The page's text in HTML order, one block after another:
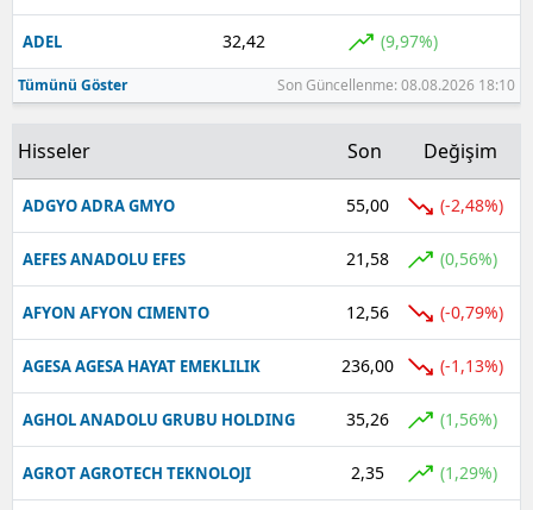
ADEL 32,42 (9,97%)
Tümünü Göster Son Güncellenme: 08.08.2026 18:10
Hisseler Son Değişim
ADGYO ADRA GMYO 55,00 (-2,48%)
AEFES ANADOLU EFES 21,58 (0,56%)
AFYON AFYON CIMENTO 12,56 (-0,79%)
AGESA AGESA HAYAT EMEKLILIK 236,00 (-1,13%)
AGHOL ANADOLU GRUBU HOLDING 35,26 (1,56%)
AGROT AGROTECH TEKNOLOJI 2,35 (1,29%)